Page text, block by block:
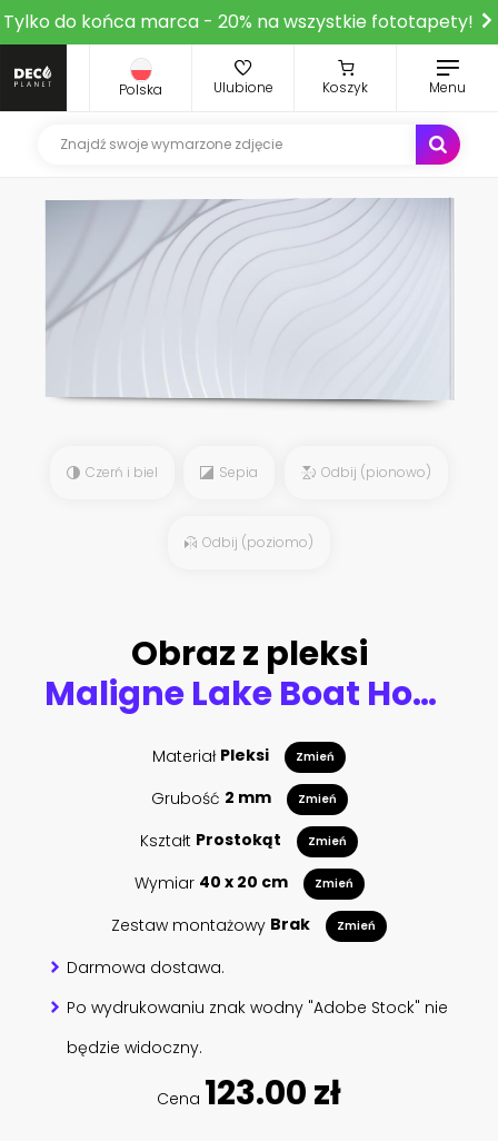
Tylko do końca marca - 20% na wszystkie fototapety!
Polska Ulubione Koszyk Menu
Czerń i biel Sepia Odbij (pionowo)
Odbij (poziomo)
Obraz z pleksi
Maligne Lake Boat House with canoa and blue sky, Jasper National Park, Alberta, Canada
Materiał Pleksi Zmień
Grubość 2 mm Zmień
Kształt Prostokąt Zmień
Wymiar 40 x 20 cm Zmień
Zestaw montażowy Brak Zmień
Darmowa dostawa.
Po wydrukowaniu znak wodny "Adobe Stock" nie
będzie widoczny.
Cena 123.00 zł